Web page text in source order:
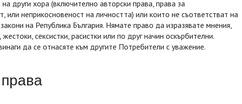
други хора (включително авторски права, права за
или неприкосновеност на личността) или които не съответстват на
на Република България. Нямате право да изразявате мнения,
жестоки, сексистки, расистки или по друг начин оскърбителни.
да се отнасяте към другите Потребители с уважение.